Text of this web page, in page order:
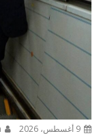
9 أغسطس، 2026